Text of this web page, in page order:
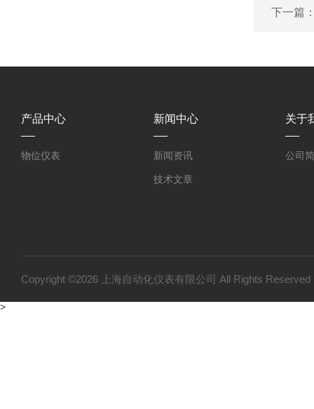
下一篇
产品中心
物位仪表
新闻中心
新闻资讯
技术文章
关于
公司
Copyright ©2026 上海自动化仪表有限公司 All Rights
>